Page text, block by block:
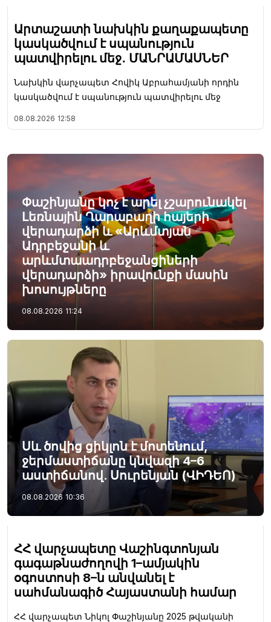
Արտաշատի նախկին քաղաքապետը
կասկածվում է սպանություն
պատվիրելու մեջ․ ՄԱՆՐԱՄԱՍՆԵՐ
Նախկին վարչապետ Հովիկ Աբրահամյանի որդին
կասկածվում է սպանություն պատվիրելու մեջ
08.08.2026 12:58
Փաշինյանը կոչ է արել չշարունակել
Լեռնային Ղարաբաղի հայերի
վերադարձի և «Արևմտյան
Ադրբեջանի և
արևմտաադրբեջանցիների
վերադարձի» իրավունքի մասին
խոսույթները
08.08.2026 11:24
Սև ծովից ցիկլոն է մոտենում,
ջերմաստիճանը կնվազի 4–6
աստիճանով. Սուրենյան (ՎԻԴԵՈ)
08.08.2026 10:36
ՀՀ վարչապետը Վաշինգտոնյան
գագաթնաժողովի 1–ամյակին
օգոստոսի 8–ն անվանել է
սահմանագիծ Հայաստանի համար
ՀՀ վարչապետ Նիկոլ Փաշինյանը 2025 թվականի